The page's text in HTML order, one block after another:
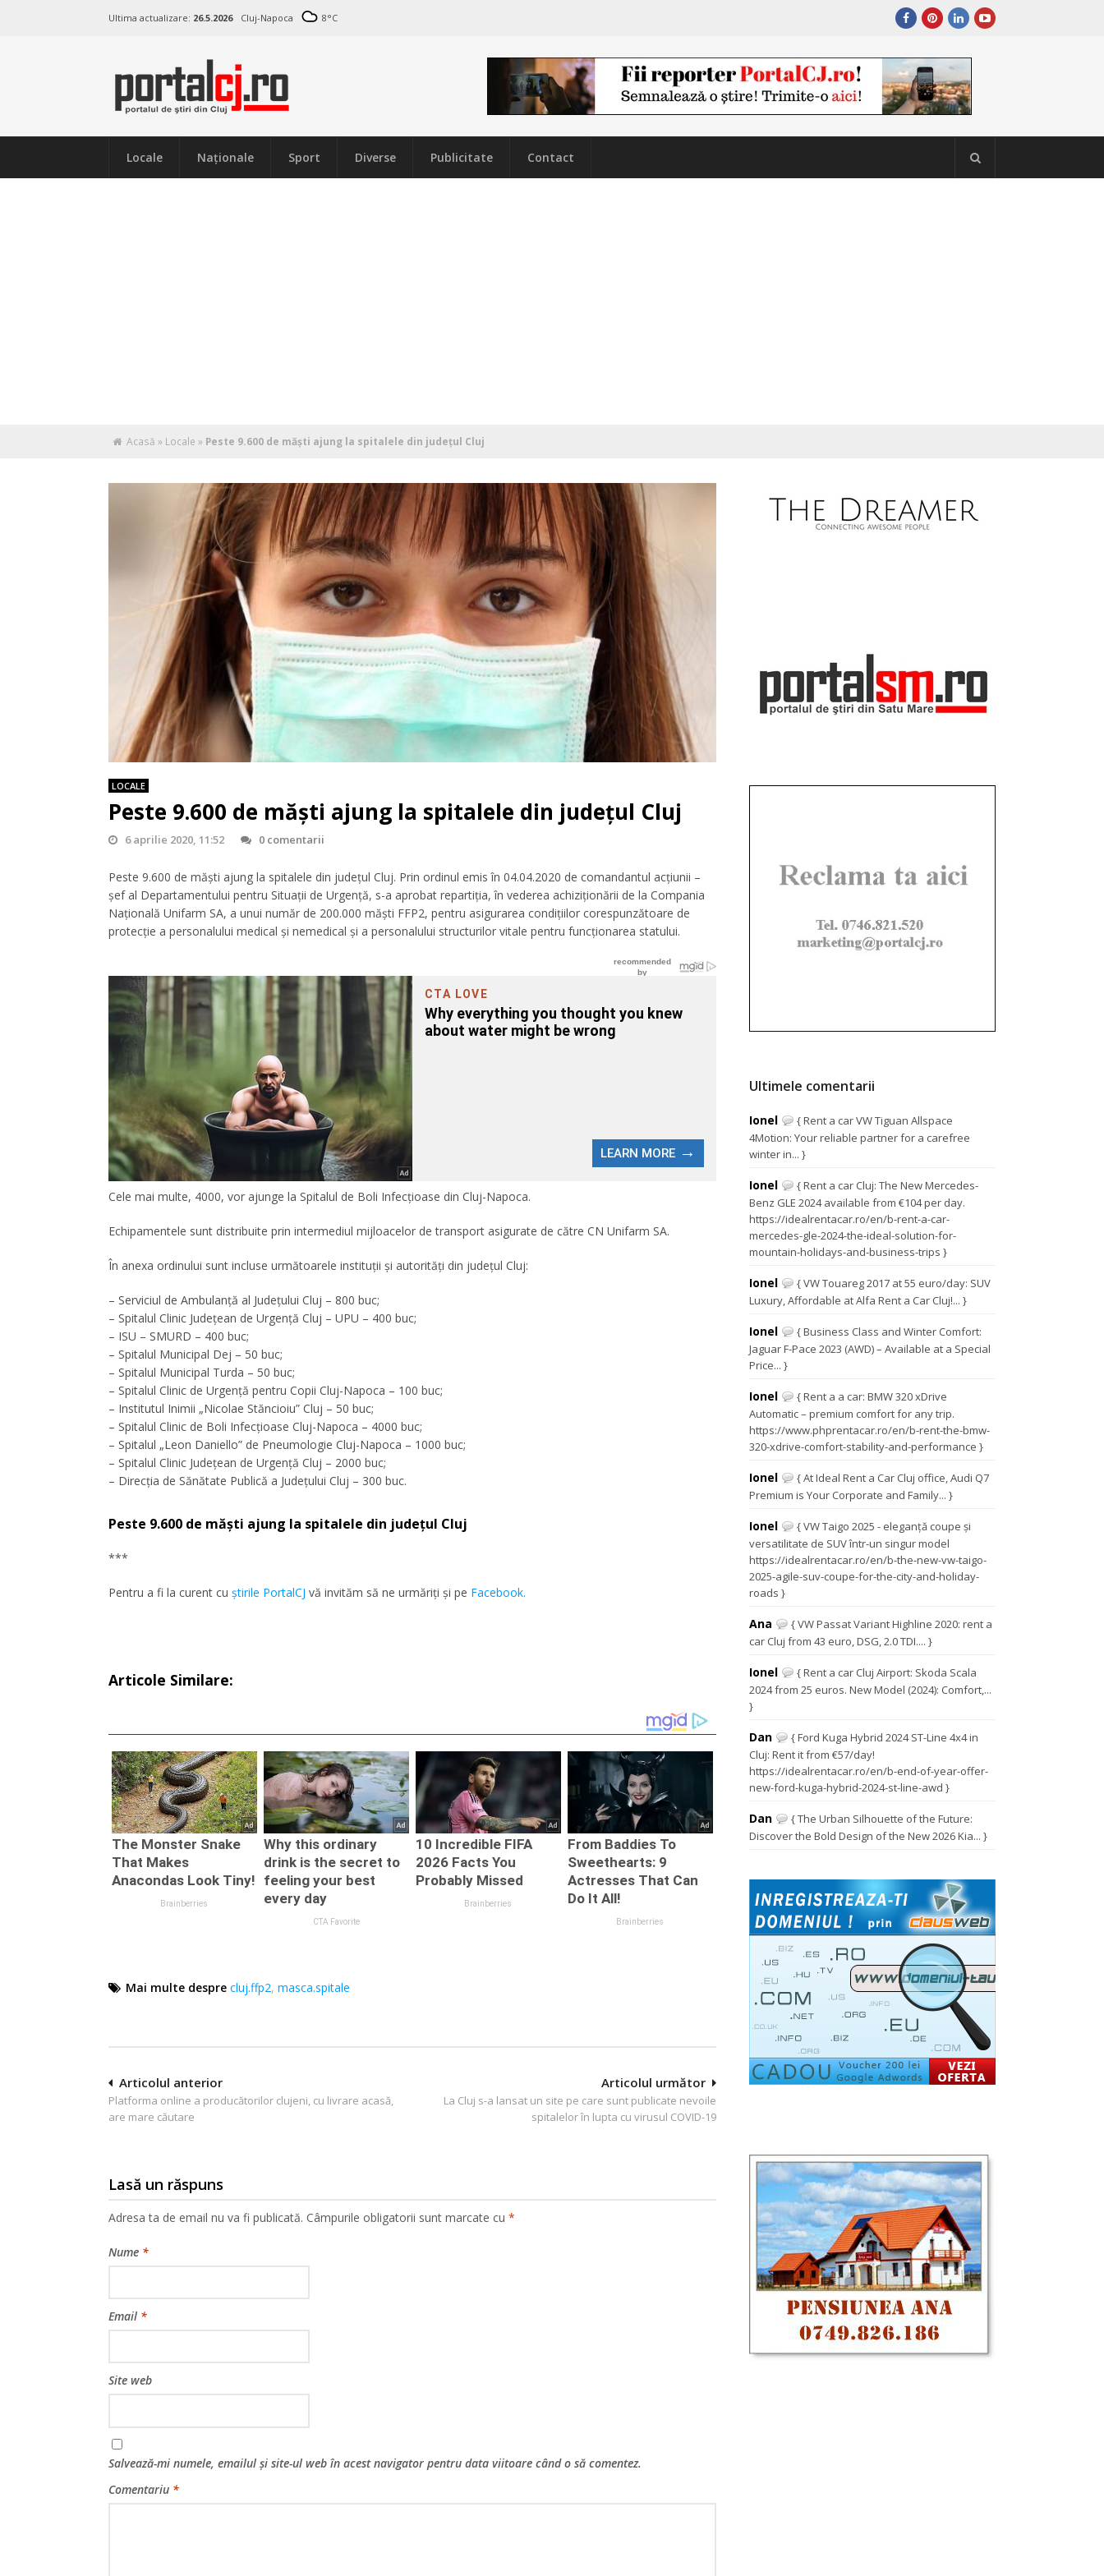
Ultima actualizare: 26.5.2026 Cluj-Napoca 8°C
Locale Naţionale Sport Diverse Publicitate Contact
Acasă » Locale » Peste 9.600 de măști ajung la spitalele din județul Cluj
LOCALE
Peste 9.600 de măști ajung la spitalele din județul Cluj
6 aprilie 2020, 11:52 0 comentarii
Peste 9.600 de măști ajung la spitalele din județul Cluj. Prin ordinul emis în 04.04.2020 de comandantul acțiunii –
șef al Departamentului pentru Situații de Urgență, s-a aprobat repartiția, în vederea achiziționării de la Compania
Națională Unifarm SA, a unui număr de 200.000 măști FFP2, pentru asigurarea condițiilor corespunzătoare de
protecție a personalului medical și nemedical și a personalului structurilor vitale pentru funcționarea statului.
Cele mai multe, 4000, vor ajunge la Spitalul de Boli Infecțioase din Cluj-Napoca.
Echipamentele sunt distribuite prin intermediul mijloacelor de transport asigurate de către CN Unifarm SA.
În anexa ordinului sunt incluse următoarele instituții și autorități din județul Cluj:
– Serviciul de Ambulanță al Județului Cluj – 800 buc;
– Spitalul Clinic Județean de Urgență Cluj – UPU – 400 buc;
– ISU – SMURD – 400 buc;
– Spitalul Municipal Dej – 50 buc;
– Spitalul Municipal Turda – 50 buc;
– Spitalul Clinic de Urgență pentru Copii Cluj-Napoca – 100 buc;
– Institutul Inimii „Nicolae Stăncioiu” Cluj – 50 buc;
– Spitalul Clinic de Boli Infecțioase Cluj-Napoca – 4000 buc;
– Spitalul „Leon Daniello” de Pneumologie Cluj-Napoca – 1000 buc;
– Spitalul Clinic Județean de Urgență Cluj – 2000 buc;
– Direcția de Sănătate Publică a Județului Cluj – 300 buc.
Peste 9.600 de măști ajung la spitalele din județul Cluj
***
Pentru a fi la curent cu ştirile PortalCJ vă invităm să ne urmăriţi şi pe Facebook.
Articole Similare:
Mai multe despre cluj.ffp2, masca.spitale
Navigare
în
Articolul următor
La Cluj s-a lansat un site pe care sunt publicate nevoile
spitalelor în lupta cu virusul COVID-19
Articolul anterior
Platforma online a producătorilor clujeni, cu livrare acasă,
are mare căutare
Lasă un răspuns
Adresa ta de email nu va fi publicată. Câmpurile obligatorii sunt marcate cu *
Nume *
Email *
Site web
Salvează-mi numele, emailul și site-ul web în acest navigator pentru data viitoare când o să comentez.
Comentariu *
Ultimele comentarii
Ionel
{ Rent a car VW Tiguan Allspace
4Motion: Your reliable partner for a carefree
winter in... }
Ionel
{ Rent a car Cluj: The New Mercedes-
Benz GLE 2024 available from €104 per day.
https://idealrentacar.ro/en/b-rent-a-car-
mercedes-gle-2024-the-ideal-solution-for-
mountain-holidays-and-business-trips }
Ionel
{ VW Touareg 2017 at 55 euro/day: SUV
Luxury, Affordable at Alfa Rent a Car Cluj!... }
Ionel
{ Business Class and Winter Comfort:
Jaguar F-Pace 2023 (AWD) – Available at a Special
Price... }
Ionel
{ Rent a a car: BMW 320 xDrive
Automatic – premium comfort for any trip.
https://www.phprentacar.ro/en/b-rent-the-bmw-
320-xdrive-comfort-stability-and-performance }
Ionel
{ At Ideal Rent a Car Cluj office, Audi Q7
Premium is Your Corporate and Family... }
Ionel
{ VW Taigo 2025 - eleganță coupe și
versatilitate de SUV într-un singur model
https://idealrentacar.ro/en/b-the-new-vw-taigo-
2025-agile-suv-coupe-for-the-city-and-holiday-
roads }
Ana
{ VW Passat Variant Highline 2020: rent a
car Cluj from 43 euro, DSG, 2.0 TDI.... }
Ionel
{ Rent a car Cluj Airport: Skoda Scala
2024 from 25 euros. New Model (2024): Comfort,...
}
Dan
{ Ford Kuga Hybrid 2024 ST-Line 4x4 in
Cluj: Rent it from €57/day!
https://idealrentacar.ro/en/b-end-of-year-offer-
new-ford-kuga-hybrid-2024-st-line-awd }
Dan
{ The Urban Silhouette of the Future:
Discover the Bold Design of the New 2026 Kia... }